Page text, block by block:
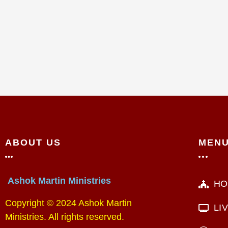
ABOUT US
Ashok Martin Ministries
Copyright © 2024 Ashok Martin
Ministries. All rights reserved.
MENU